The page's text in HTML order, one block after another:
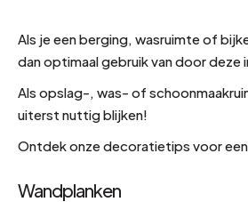
Als je een berging, wasruimte of
dan optimaal gebruik van door deze
Als opslag-, was- of
uiterst nuttig blijken!
Ontdek onze decoratietips voor
Wandplanken